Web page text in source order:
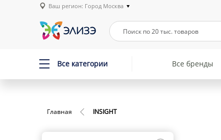
Ваш регион: Город Москва
Все категории Все бренды
Главная INSIGHT